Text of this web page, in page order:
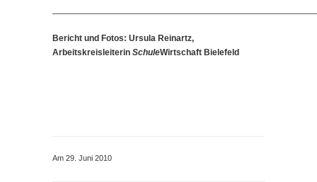
Bericht und Fotos: Ursula Reinartz,
Arbeitskreisleiterin SchuleWirtschaft Bielefeld
Am 29. Juni 2010